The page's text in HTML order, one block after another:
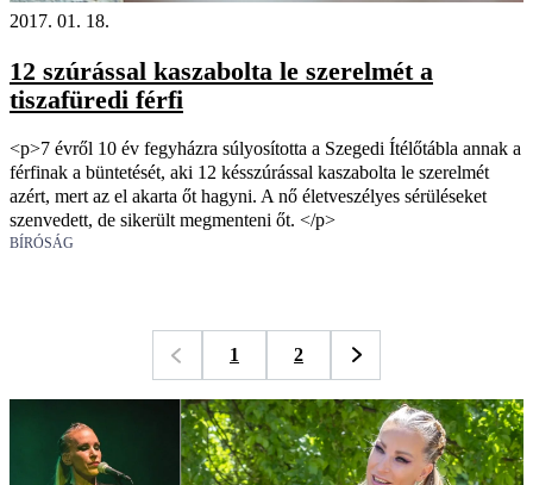
2017. 01. 18.
12 szúrással kaszabolta le szerelmét a
tiszafüredi férfi
<p>7 évről 10 év fegyházra súlyosította a Szegedi Ítélőtábla annak a
férfinak a büntetését, aki 12 késszúrással kaszabolta le szerelmét
azért, mert az el akarta őt hagyni. A nő életveszélyes sérüléseket
szenvedett, de sikerült megmenteni őt. </p>
BÍRÓSÁG
1 2